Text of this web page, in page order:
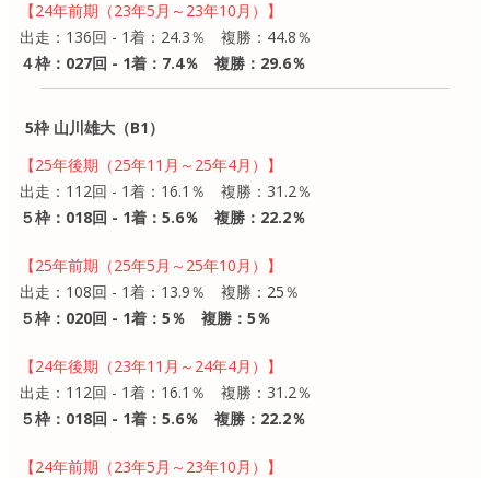
【24年前期（23年5月～23年10月）】
出走：136回 - 1着：24.3％ 複勝：44.8％
４枠：027回 - 1着：7.4％ 複勝：29.6％
5枠 山川雄大（B1）
【25年後期（25年11月～25年4月）】
出走：112回 - 1着：16.1％ 複勝：31.2％
５枠：018回 - 1着：5.6％ 複勝：22.2％
【25年前期（25年5月～25年10月）】
出走：108回 - 1着：13.9％ 複勝：25％
５枠：020回 - 1着：5％ 複勝：5％
【24年後期（23年11月～24年4月）】
出走：112回 - 1着：16.1％ 複勝：31.2％
５枠：018回 - 1着：5.6％ 複勝：22.2％
【24年前期（23年5月～23年10月）】